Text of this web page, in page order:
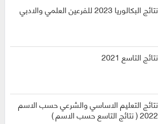
نتائج البكالوريا 2023 للفرعين العلمي والادبي
نتائج التاسع 2021
نتائج التعليم الاساسي والشرعي حسب الاسم
2022 ( نتائج التاسع حسب الاسم )